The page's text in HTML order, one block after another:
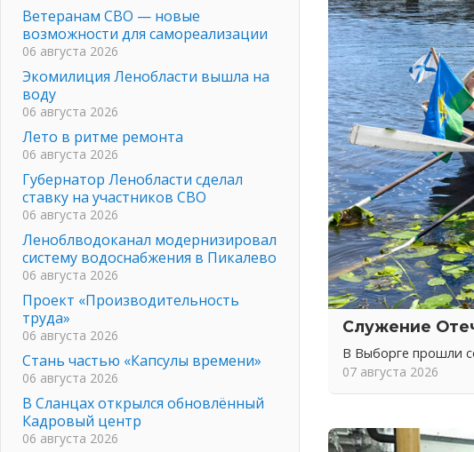
Служение
В Выборге прошли
07 августа 2026
Ветеранам СВО — новые
возможности для самореализации
06 августа 2026
Экомилиция Ленобласти вышла на
воду
06 августа 2026
Лето в ритме ремонта
06 августа 2026
Губернатор Ленобласти сделал
ставку на участников СВО
06 августа 2026
Леноблводоканал модернизировал
систему водоснабжения в Пикалево
06 августа 2026
Проект «Производительность
труда»
06 августа 2026
Стань частью «Капсулы времени»
06 августа 2026
В Сланцах открылся обновлённый
Кадровый центр
06 августа 2026